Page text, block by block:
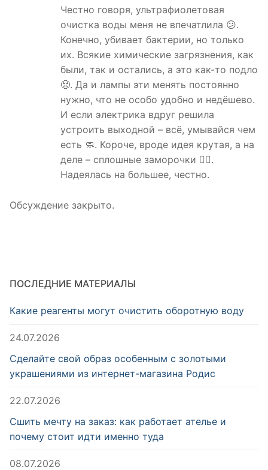
Честно говоря, ультрафиолетовая
очистка воды меня не впечатлила 😕.
Конечно, убивает бактерии, но только
их. Всякие химические загрязнения, как
были, так и остались, а это как-то подло
😤. Да и лампы эти менять постоянно
нужно, что не особо удобно и недёшево.
И если электрика вдруг решила
устроить выходной – всё, умывайся чем
есть 🧼. Короче, вроде идея крутая, а на
деле – сплошные заморочки 🤷‍♀️.
Надеялась на большее, честно.
Обсуждение закрыто.
ПОСЛЕДНИЕ МАТЕРИАЛЫ
Какие реагенты могут очистить оборотную воду
24.07.2026
Сделайте свой образ особенным с золотыми
украшениями из интернет-магазина Родис
22.07.2026
Сшить мечту на заказ: как работает ателье и
почему стоит идти именно туда
08.07.2026